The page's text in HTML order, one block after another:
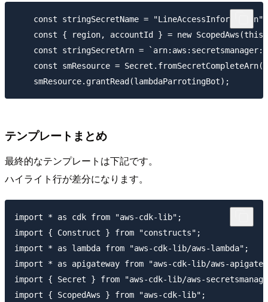
    const stringSecretName = "LineAccessInformation";
const { region, accountId } = new
const stringSecretArn =
const smResource =
テンプレートまとめ
最終的なテンプレートは下記です。
ハイライト行が差分になります。
import * as cdk from "aws-cdk-lib";
import { Construct } from "constructs";
import * as lambda from "aws-cdk-lib/aws-lambda";
import * as apigateway from "aws-cdk-lib/aws-
import { Secret } from "aws-cdk-lib/aws-
import { ScopedAws } from "aws-cdk-lib";